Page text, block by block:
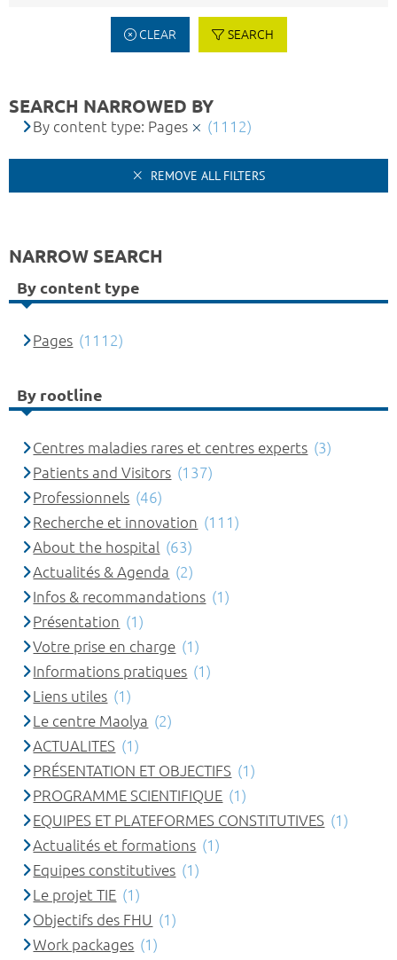
CLEAR SEARCH
SEARCH NARROWED BY
By content type: Pages (1112)
REMOVE ALL FILTERS
NARROW SEARCH
By content type
Pages (1112)
By rootline
Centres maladies rares et centres experts (3)
Patients and Visitors (137)
Professionnels (46)
Recherche et innovation (111)
About the hospital (63)
Actualités & Agenda (2)
Infos & recommandations (1)
Présentation (1)
Votre prise en charge (1)
Informations pratiques (1)
Liens utiles (1)
Le centre Maolya (2)
ACTUALITES (1)
PRÉSENTATION ET OBJECTIFS (1)
PROGRAMME SCIENTIFIQUE (1)
EQUIPES ET PLATEFORMES CONSTITUTIVES (1)
Actualités et formations (1)
Equipes constitutives (1)
Le projet TIE (1)
Objectifs des FHU (1)
Work packages (1)